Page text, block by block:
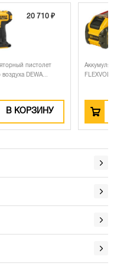
20 710 ₽
пистолет
воздуха DEWA...
В КОРЗИНУ